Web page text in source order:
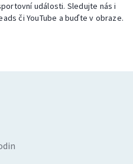
události. Sledujte nás i
či YouTube a buďte v obraze.